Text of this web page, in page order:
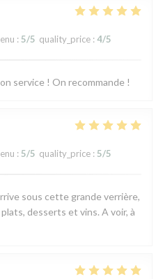
: 5/5 quality_price : 4/5
service ! On recommande !
: 5/5 quality_price : 5/5
sous cette grande verrière,
desserts et vins. A voir, à